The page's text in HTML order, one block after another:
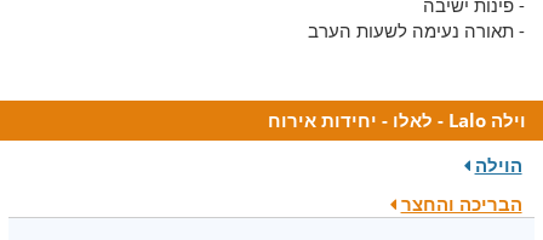
- פינות ישיבה
- תאורה נעימה לשעות הערב
וילה Lalo - לאלו - יחידות אירוח
הוילה
הבריכה והחצר